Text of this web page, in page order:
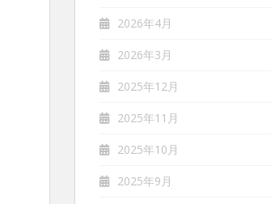
2026年4月
2026年3月
2025年12月
2025年11月
2025年10月
2025年9月